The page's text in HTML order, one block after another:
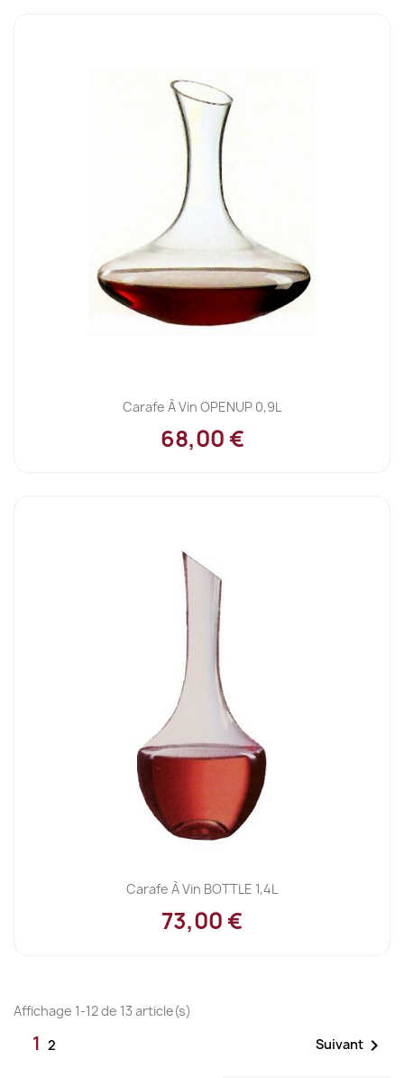
Carafe À Vin OPENUP 0,9L
68,00 €
Carafe À Vin BOTTLE 1,4L
73,00 €
Affichage 1-12 de 13 article(s)
1 2 Suivant 